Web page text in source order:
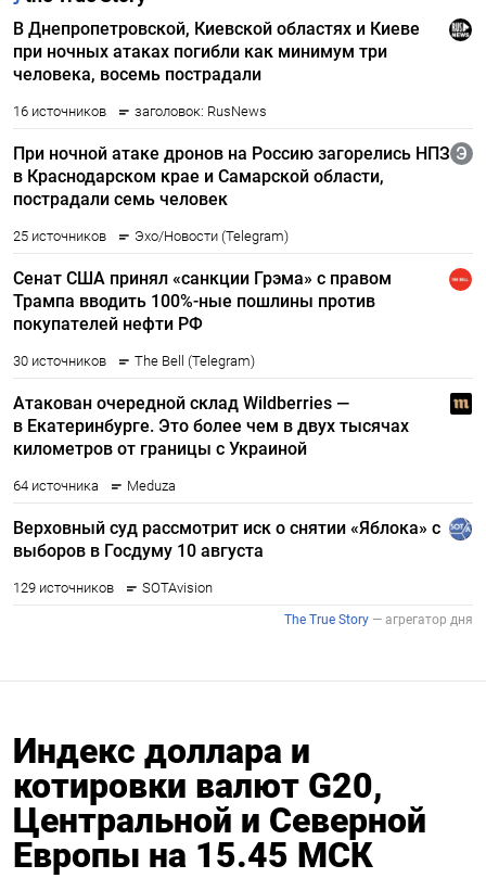
Индекс доллара и
котировки валют G20,
Центральной и Северной
Европы на 15.45 МСК